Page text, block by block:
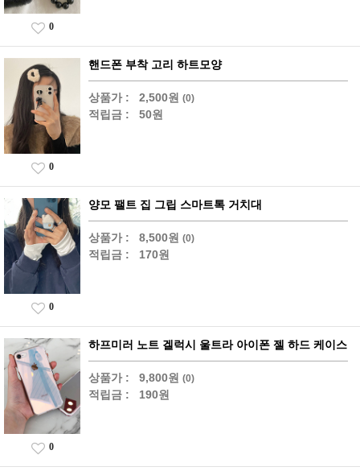
0
핸드폰 부착 고리 하트모양
상품가 : 2,500원 (0)
적립금 : 50원
0
양모 팰트 집 그립 스마트톡 거치대
상품가 : 8,500원 (0)
적립금 : 170원
0
하프미러 노트 겔럭시 울트라 아이폰 젤 하드 케이스
상품가 : 9,800원 (0)
적립금 : 190원
0